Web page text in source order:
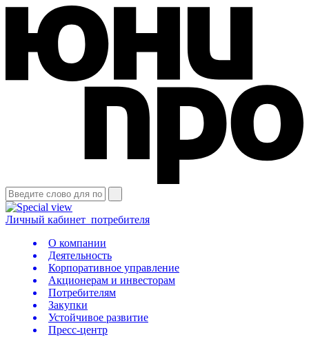
Личный кабинет потребителя
О компании
Деятельность
Корпоративное управление
Акционерам и инвесторам
Потребителям
Закупки
Устойчивое развитие
Пресс-центр